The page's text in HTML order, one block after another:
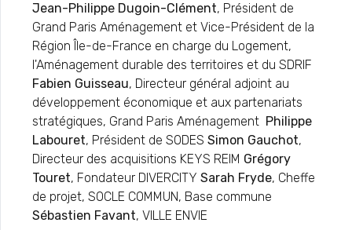
Jean-Philippe Dugoin-Clément, Président de
Grand Paris Aménagement et Vice-Président de la
Région Île-de-France en charge du Logement,
l'Aménagement durable des territoires et du SDRIF
Fabien Guisseau, Directeur général adjoint au
développement économique et aux partenariats
stratégiques, Grand Paris Aménagement Philippe
Labouret, Président de SODES Simon Gauchot,
Directeur des acquisitions KEYS REIM Grégory
Touret, Fondateur DIVERCITY Sarah Fryde, Cheffe
de projet, SOCLE COMMUN, Base commune
Sébastien Favant, VILLE ENVIE